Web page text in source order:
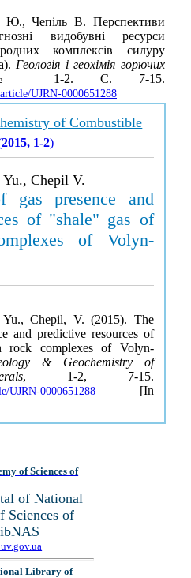
Ю., Чепіль В. Перспективи
видобувні ресурси
комплексів силуру
Геологія і геохімія горючих
1-2. С. 7-15.
UJRN-0000651288
of Combustible
2015, 1-2)
Chepil V.
gas presence and
of "shale" gas of
of Volyn-
Chepil, V. (2015). The
and predictive resources of
rock complexes of Volyn-
& Geochemistry of
, 1-2, 7-15.
UJRN-0000651288 [In
of Sciences of
of National
Sciences of
Library of